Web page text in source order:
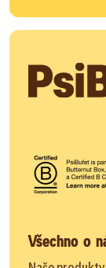
Všechno o